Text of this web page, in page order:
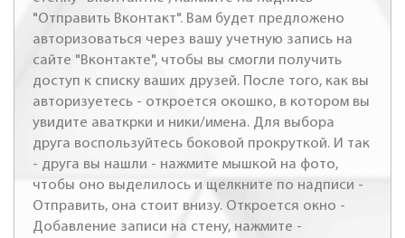
"Отправить Вконтакт". Вам будет предложено
авторизоваться через вашу учетную запись на
сайте "Вконтакте", чтобы вы смогли получить
доступ к списку ваших друзей. После того, как вы
авторизуетесь - откроется окошко, в котором вы
увидите аваткрки и ники/имена. Для выбора
друга воспользуйтесь боковой прокруткой. И так
- друга вы нашли - нажмите мышкой на фото,
чтобы оно выделилось и щелкните по надписи -
Отправить, она стоит внизу. Откроется окно -
Добавление записи на стену, нажмите -